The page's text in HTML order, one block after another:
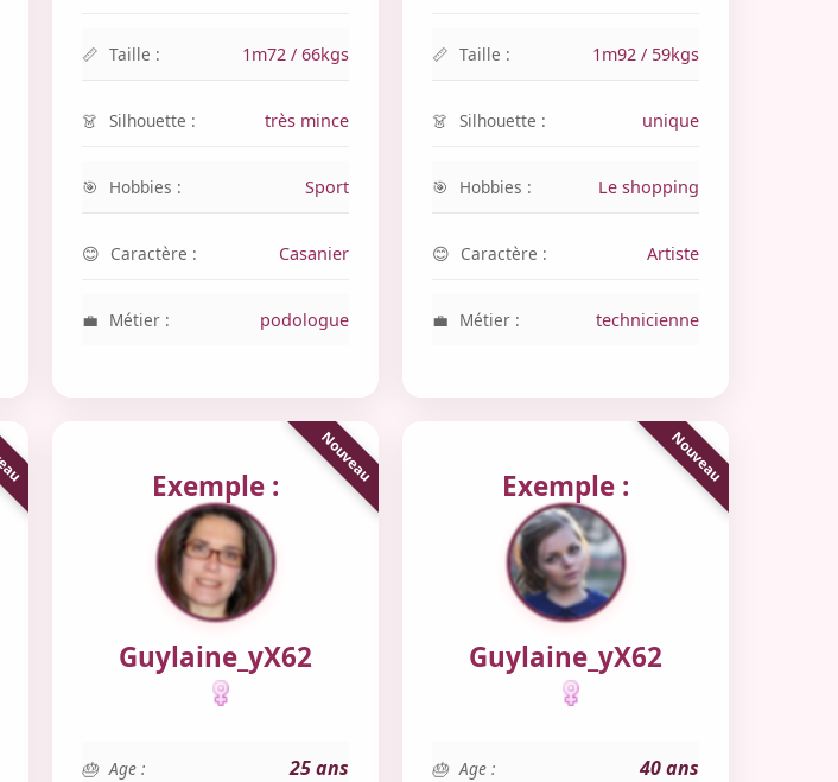
Taille : 1m72 / 66kgs
Silhouette : très mince
Hobbies : Sport
Caractère : Casanier
Métier : podologue
Taille : 1m92 / 59kgs
Silhouette : unique
Hobbies : Le shopping
Caractère : Artiste
Métier : technicienne
Exemple :
Guylaine_yX62
Age : 25 ans
Exemple :
Guylaine_yX62
Age : 40 ans